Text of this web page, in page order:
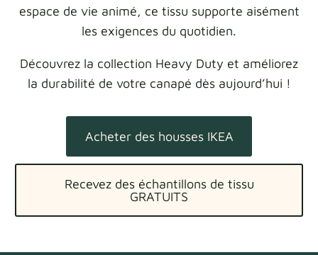
espace de vie animé, ce tissu supporte aisément
les exigences du quotidien.
Découvrez la collection Heavy Duty et améliorez
la durabilité de votre canapé dès aujourd’hui !
Acheter des housses IKEA
Recevez des échantillons de tissu
GRATUITS